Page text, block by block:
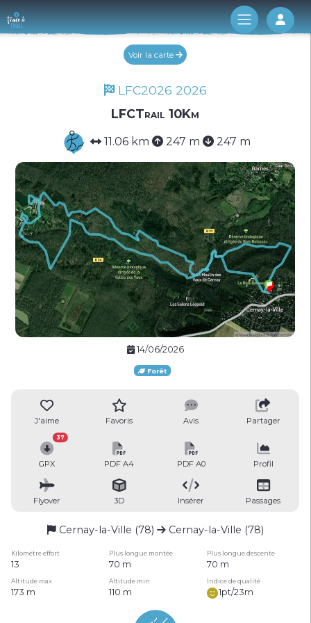
Log
Voir la carte
LFC2026 2026
LFCTrail 10Km
11.06 km 247 m 247 m
14/06/2026
Forêt
J'aime Favoris Avis Partager
GPX
37
PDF A4 PDF A0 Profil
Flyover 3D Insérer Passages
Cernay-la-Ville (78) Cernay-la-Ville (78)
Kilomètre effort Plus longue montée Plus longue descente
13 70 m 70 m
Altitude max Altitude min Indice de qualité
173 m 110 m 1pt/23m